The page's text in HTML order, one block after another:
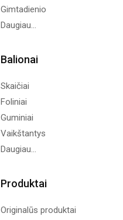
Gimtadienio
Daugiau...
Balionai
Skaičiai
Foliniai
Guminiai
Vaikštantys
Daugiau...
Produktai
Originalūs produktai